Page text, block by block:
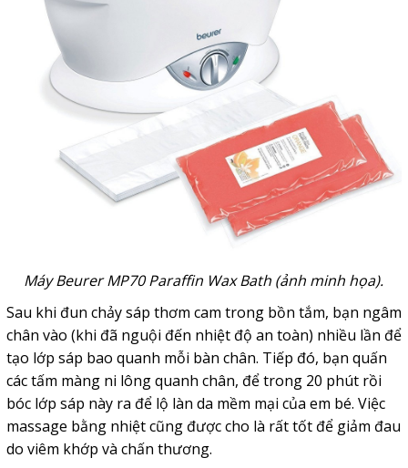
Máy Beurer MP70 Paraffin Wax Bath (ảnh minh họa).
Sau khi đun chảy sáp thơm cam trong bồn tắm, bạn ngâm
chân vào (khi đã nguội đến nhiệt độ an toàn) nhiều lần để
tạo lớp sáp bao quanh mỗi bàn chân. Tiếp đó, bạn quấn
các tấm màng ni lông quanh chân, để trong 20 phút rồi
bóc lớp sáp này ra để lộ làn da mềm mại của em bé. Việc
massage bằng nhiệt cũng được cho là rất tốt để giảm đau
do viêm khớp và chấn thương.